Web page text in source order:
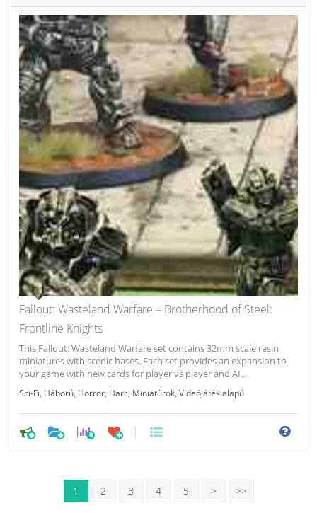
Fallout: Wasteland Warfare – Brotherhood of Steel:
Frontline Knights
This Fallout: Wasteland Warfare set contains 32mm scale resin
miniatures with scenic bases. Each set provides an expansion to
your game with new cards for player vs player and AI...
Sci-Fi Háború Horror Harc Miniatűrök Videójáték alapú
0
1 2 3 4 5 > >>